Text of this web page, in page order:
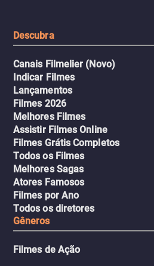
Descubra
Canais Filmelier (Novo)
Indicar Filmes
Lançamentos
Filmes 2026
Melhores Filmes
Assistir Filmes Online
Filmes Grátis Completos
Todos os Filmes
Melhores Sagas
Atores Famosos
Filmes por Ano
Todos os diretores
Gêneros
Filmes de Ação